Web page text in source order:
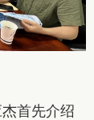
首先介绍